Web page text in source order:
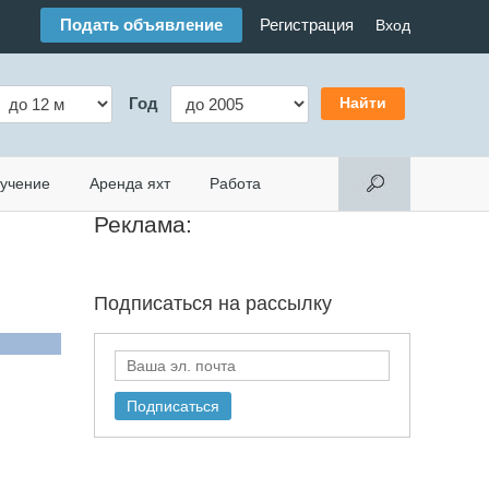
Подать объявление Регистрация Вход
Год
Аренда яхт Работа
Реклама:
Подписаться на рассылку